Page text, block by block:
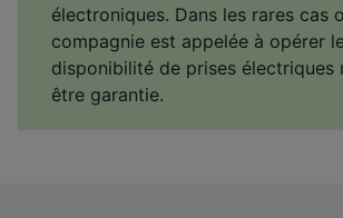
électroniques. Dans les rares cas
compagnie est appelée à opérer
disponibilité de prises électriques
être garantie.